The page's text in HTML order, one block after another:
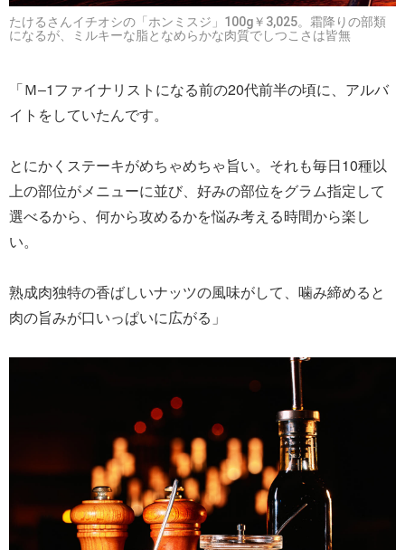
たけるさんイチオシの「ホンミスジ」100g￥3,025。霜降りの部類
になるが、ミルキーな脂となめらかな肉質でしつこさは皆無
「Ｍ‒1ファイナリストになる前の20代前半の頃に、アルバ
イトをしていたんです。
とにかくステーキがめちゃめちゃ旨い。それも毎日10種以
上の部位がメニューに並び、好みの部位をグラム指定して
選べるから、何から攻めるかを悩み考える時間から楽し
い。
熟成肉独特の香ばしいナッツの風味がして、噛み締めると
肉の旨みが口いっぱいに広がる」